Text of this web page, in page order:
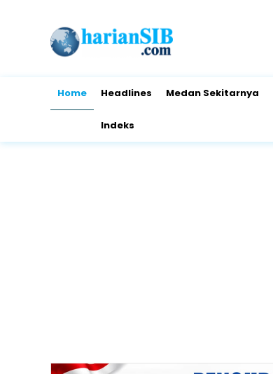
Home Headlines Medan Sekitarnya
Indeks